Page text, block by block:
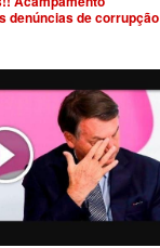
denúncias de corrupção